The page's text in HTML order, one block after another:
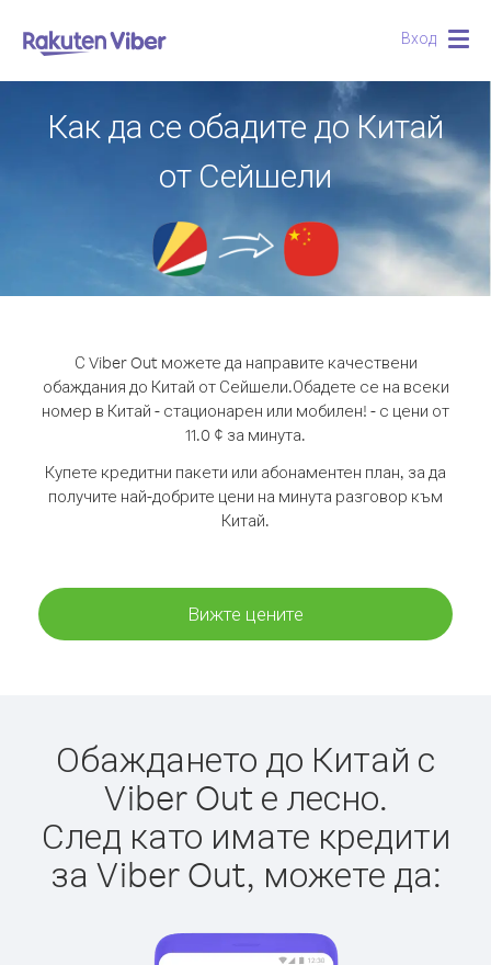
Вход
Как да се обадите до Китай
от Сейшели
С Viber Out можете да направите качествени
обаждания до Китай от Сейшели.Обадете се на всеки
номер в Китай - стационарен или мобилен! - с цени от
11.0 ¢ за минута.
Купете кредитни пакети или абонаментен план, за да
получите най-добрите цени на минута разговор към
Китай.
Вижте цените
Обаждането до Китай с
Viber Out е лесно.
След като имате кредити
за Viber Out, можете да: